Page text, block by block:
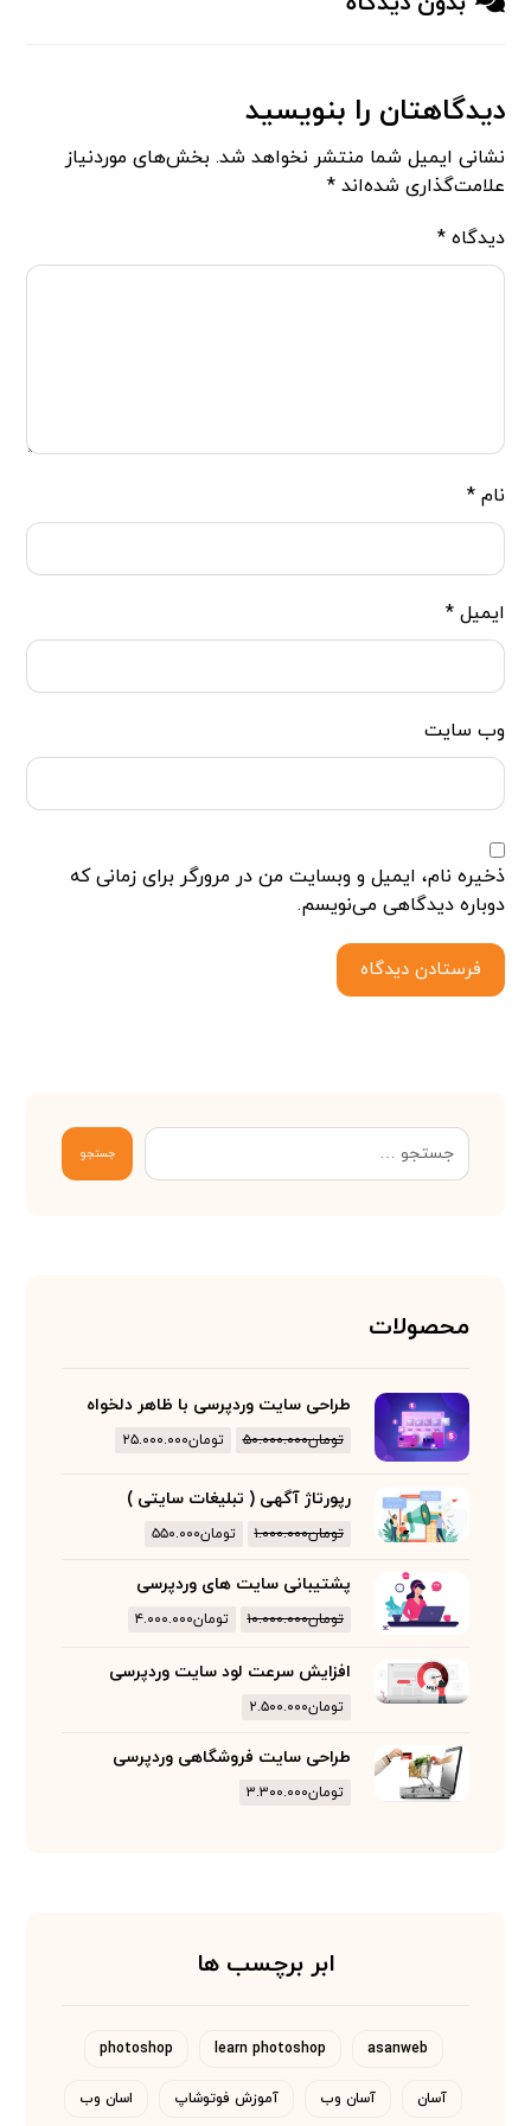
دیدگاهتان را بنویسید
نشانی ایمیل شما منتشر نخواهد شد. بخش‌های موردنیاز
علامت‌گذاری شده‌اند*
دیدگاه*
نام*
ایمیل*
وب‌ سایت
ذخیره نام، ایمیل و وبسایت من در مرورگر برای زمانی که
دوباره دیدگاهی می‌نویسم.
فرستادن دیدگاه
جستجو
محصولات
طراحی سایت وردپرسی با ظاهر دلخواه
تومان۵۰.۰۰۰.۰۰۰ تومان۲۵.۰۰۰.۰۰۰
رپورتاژ آگهی ( تبلیغات سایتی )
تومان۱.۰۰۰.۰۰۰ تومان۵۵۰.۰۰۰
پشتیبانی سایت های وردپرسی
تومان۱۰.۰۰۰.۰۰۰ تومان۴.۰۰۰.۰۰۰
افزایش سرعت لود سایت وردپرسی
تومان۲.۵۰۰.۰۰۰
طراحی سایت فروشگاهی وردپرسی
تومان۳.۳۰۰.۰۰۰
ابر برچسب ها
asanweb
learn photoshop
photoshop
آسان آسان وب آموزش فوتوشاپ اسان وب